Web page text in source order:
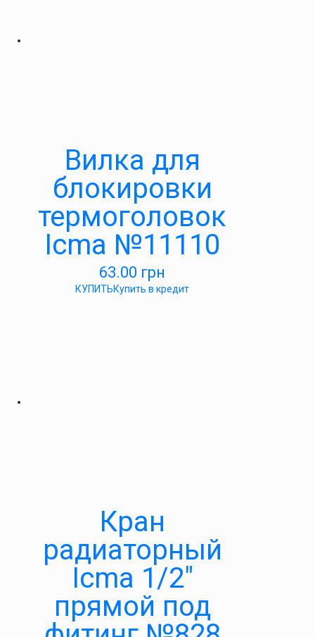
Вилка для
блокировки
термоголовок
Icma №11110
63.00 грн
КУПИТЬКупить в кредит
Кран
радиаторный
Icma 1/2″
прямой под